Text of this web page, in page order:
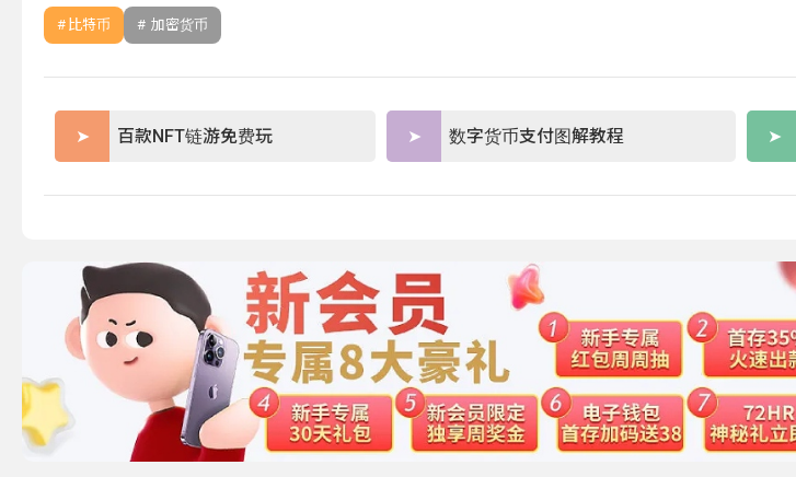
比特币 加密货币
百款NFT链游免费玩 数字货币支付图解教程